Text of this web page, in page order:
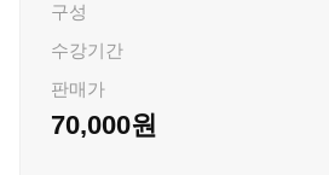
구성
수강기간
판매가
70,000원